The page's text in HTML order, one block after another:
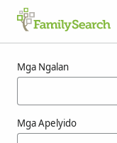
Mga Ngalan
Mga Apelyido